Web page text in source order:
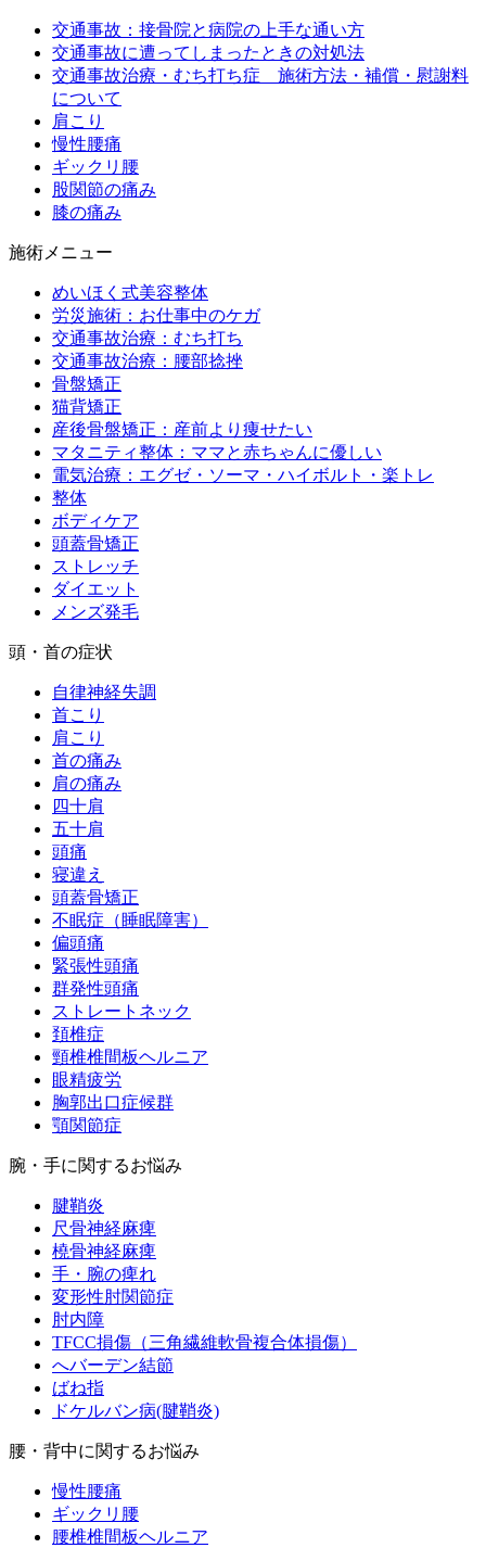
交通事故：接骨院と病院の上手な通い方
交通事故に遭ってしまったときの対処法
交通事故治療・むち打ち症 施術方法・補償・慰謝料
について
肩こり
慢性腰痛
ギックリ腰
股関節の痛み
膝の痛み
施術メニュー
めいほく式美容整体
労災施術：お仕事中のケガ
交通事故治療：むち打ち
交通事故治療：腰部捻挫
骨盤矯正
猫背矯正
産後骨盤矯正：産前より痩せたい
マタニティ整体：ママと赤ちゃんに優しい
電気治療：エグゼ・ソーマ・ハイボルト・楽トレ
整体
ボディケア
頭蓋骨矯正
ストレッチ
ダイエット
メンズ発毛
頭・首の症状
自律神経失調
首こり
肩こり
首の痛み
肩の痛み
四十肩
五十肩
頭痛
寝違え
頭蓋骨矯正
不眠症（睡眠障害）
偏頭痛
緊張性頭痛
群発性頭痛
ストレートネック
頚椎症
頸椎椎間板ヘルニア
眼精疲労
胸郭出口症候群
顎関節症
腕・手に関するお悩み
腱鞘炎
尺骨神経麻痺
橈骨神経麻痺
手・腕の痺れ
変形性肘関節症
肘内障
TFCC損傷（三角繊維軟骨複合体損傷）
へバーデン結節
ばね指
ドケルバン病(腱鞘炎)
腰・背中に関するお悩み
慢性腰痛
ギックリ腰
腰椎椎間板ヘルニア